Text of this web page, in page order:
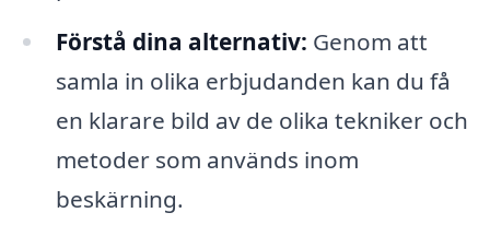
Förstå dina alternativ: Genom att
samla in olika erbjudanden kan du få
en klarare bild av de olika tekniker och
metoder som används inom
beskärning.